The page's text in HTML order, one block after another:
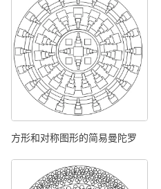
方形和对称图形的简易曼陀罗